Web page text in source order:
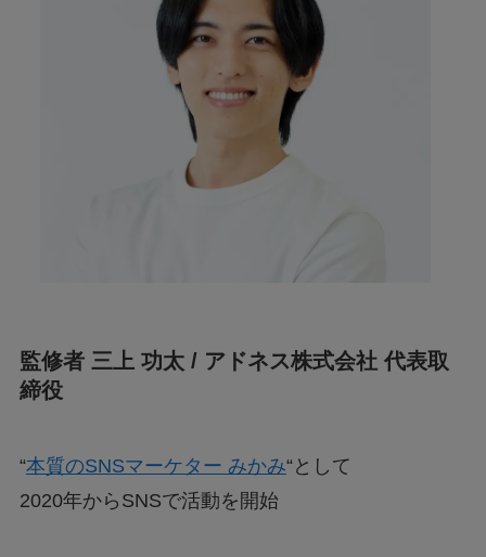
監修者 三上 功太 / アドネス株式会社 代表取
締役
“本質のSNSマーケター みかみ“として
2020年からSNSで活動を開始